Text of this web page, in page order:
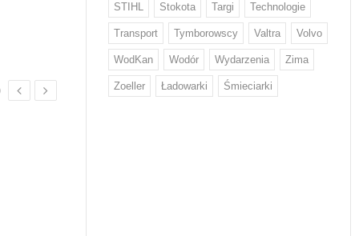
W walce z rosnącą ilością odpadów
w tych kategoriach mają pomóc nowe
regulacje, które we wrześniu przyjął
Parlament Europejski. Wyznaczają…
tysięcy pojazdów. Volvo
na świecie producentem,
wprowadził ten rodzaj
STIHL Stokota Targi Technologie
Transport Tymborowscy Valtra Volvo
WodKan Wodór Wydarzenia Zima
Zoeller Ładowarki Śmieciarki